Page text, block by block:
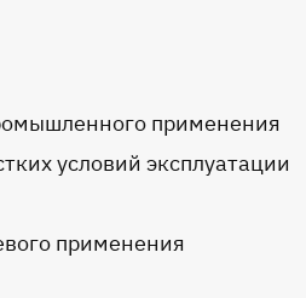
применения
условий эксплуатации
применения